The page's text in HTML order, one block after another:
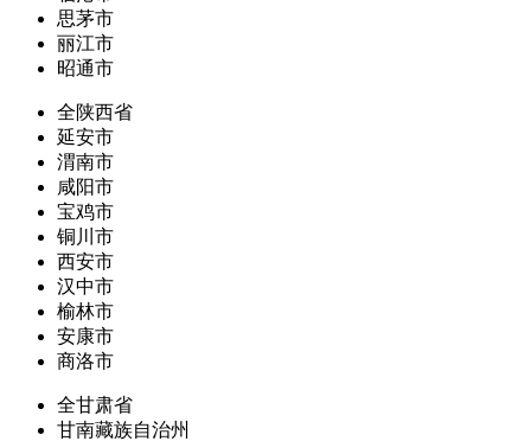
思茅市
丽江市
昭通市
全陕西省
延安市
渭南市
咸阳市
宝鸡市
铜川市
西安市
汉中市
榆林市
安康市
商洛市
全甘肃省
甘南藏族自治州